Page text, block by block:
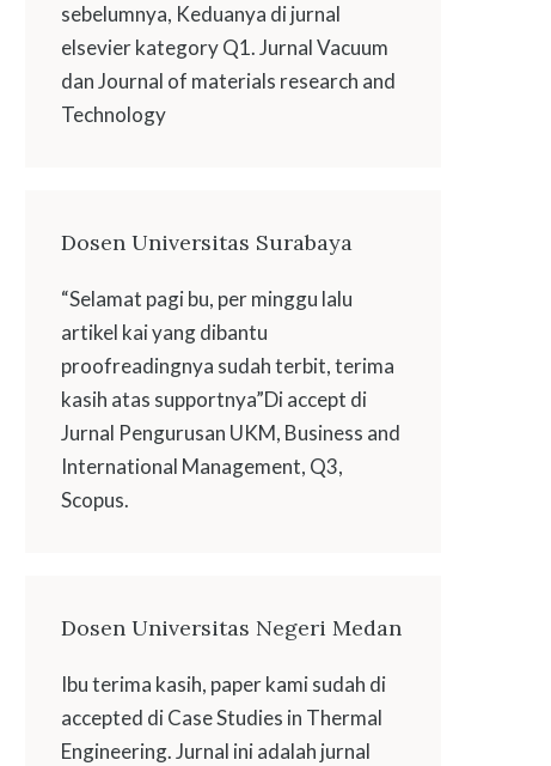
sebelumnya, Keduanya di jurnal
elsevier kategory Q1. Jurnal Vacuum
dan Journal of materials research and
Technology
Dosen Universitas Surabaya
“Selamat pagi bu, per minggu lalu
artikel kai yang dibantu
proofreadingnya sudah terbit, terima
kasih atas supportnya”Di accept di
Jurnal Pengurusan UKM, Business and
International Management, Q3,
Scopus.
Dosen Universitas Negeri Medan
Ibu terima kasih, paper kami sudah di
accepted di Case Studies in Thermal
Engineering. Jurnal ini adalah jurnal